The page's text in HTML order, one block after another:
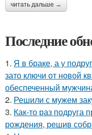
читать дальше →
Последние
1. Я в браке, а у
зато ключи от новой
обеспеченный
2. Решили с мужем
3. Как-то раз подруга
рождения, решив